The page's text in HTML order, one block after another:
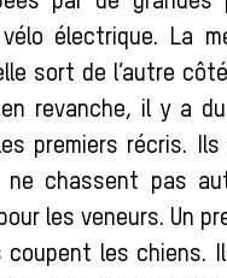
électrique. La
sort de l’autre
revanche, il y a
premiers récris.
ne chassent pas
les veneurs. Un
coupent les chiens.